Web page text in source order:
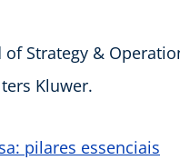
Strategy &
Kluwer.
pilares essenciais